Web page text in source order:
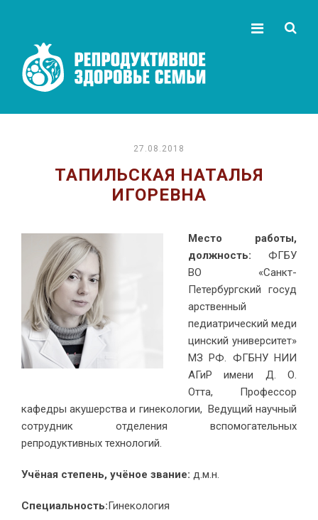
27.08.2018
ТАПИЛЬСКАЯ НАТАЛЬЯ
ИГОРЕВНА
Место работы,
должность: ФГБУ
ВО «Санкт-
Петербургский госуд
арственный
педиатрический меди
цинский университет»
МЗ РФ. ФГБНУ НИИ
АГиР имени Д. О.
Отта, Профессор
кафедры акушерства и гинекологии, Ведущий научный
сотрудник отделения вспомогательных
репродуктивных технологий.
Учёная степень, учёное звание: д.м.н.
Специальность:Гинекология